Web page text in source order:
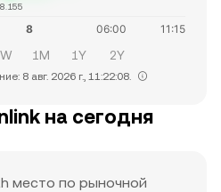
1M 1Y 2Y
8 авг. 2026 г., 11:22:08.
на сегодня
место по рыночной